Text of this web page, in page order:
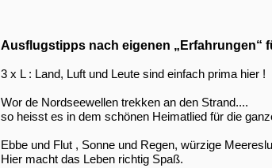
Ausflugstipps nach eigenen „Erfahrungen“
3 x L : Land, Luft und Leute sind einfach prima hier !
Wor de Nordseewellen trekken an den Strand....
so heisst es in dem schönen Heimatlied für die
Ebbe und Flut , Sonne und Regen, würzige
Hier macht das Leben richtig Spaß.